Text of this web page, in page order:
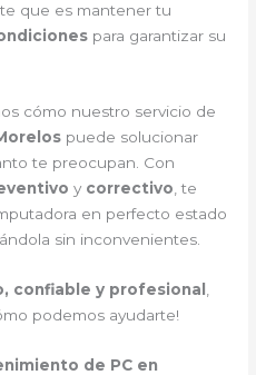
que es mantener tu
para garantizar su
cómo nuestro servicio de
puede solucionar
te preocupan. Con
y correctivo , te
en perfecto estado
sin inconvenientes.
confiable y profesional
podemos ayudarte!
de PC en